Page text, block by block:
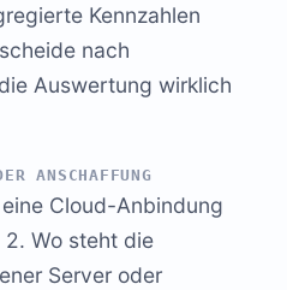
Kennzahlen
nach
Auswertung wirklich
ANSCHAFFUNG
Cloud-Anbindung
2. Wo steht die
Server oder